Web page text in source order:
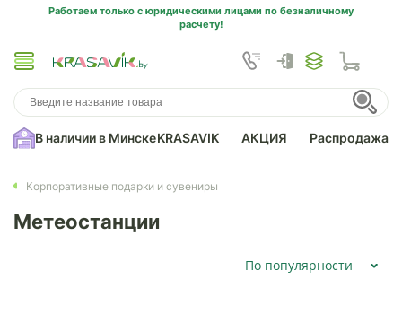
Работаем только с юридическими лицами по безналичному
расчету!
В наличии в МинскеKRASAVIK АКЦИЯ Распродажа
Корпоративные подарки и сувениры
Метеостанции
По популярности